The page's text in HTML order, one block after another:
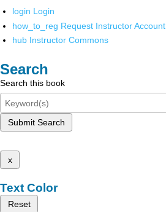
login Login
how_to_reg Request Instructor Account
hub Instructor Commons
Search
Search this book
Submit Search
x
Text Color
Reset